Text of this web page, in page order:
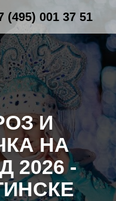
(495) 001 37 51
И
НА
2026 -